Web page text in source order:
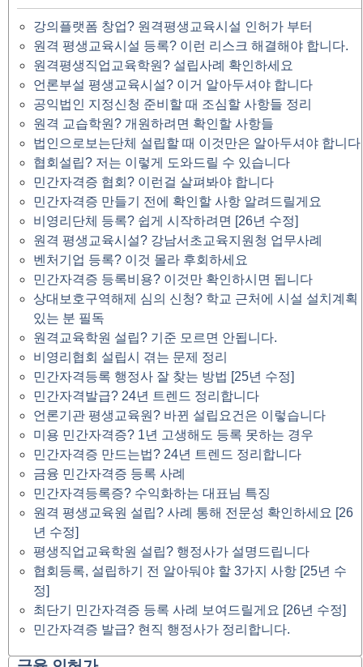
강의플랫폼 창업? 원격평생교육시설 인허가 부터
원격 평생교육시설 등록? 이런 리스크 해결해야 합니다.
원격평생직업교육학원? 설립사례 확인하세요
언론부설 평생교육시설? 이거 알아두셔야 합니다
공익법인 지정신청 준비할 때 조심할 사항들 정리
원격 교습학원? 개원하려면 확인할 사항들
법인으로보는단체 설립할 때 이것만은 알아두셔야 합니다
협회설립? 저는 이렇게 도와드릴 수 있습니다
민간자격증 협회? 이런걸 살펴봐야 합니다
민간자격증 만들기 전에 확인할 사항 알려드릴게요
비영리단체 등록? 쉽게 시작하려면 [26년 수정]
원격 평생교육시설? 강남서초교육지원청 업무사례
벤처기업 등록? 이것 몰라 후회하세요
민간자격증 등록비용? 이것만 확인하시면 됩니다
상대보호구역해제 심의 신청? 학교 근처에 시설 설치계획
있는 분 필독
원격교육학원 설립? 기준 모르면 안됩니다.
비영리협회 설립시 겪는 문제 정리
민간자격등록 행정사 잘 찾는 방법 [25년 수정]
민간자격발급? 24년 트렌드 정리합니다
언론기관 평생교육원? 바뀐 설립요건은 이렇습니다
미용 민간자격증? 1년 고생해도 등록 못하는 경우
민간자격증 만드는법? 24년 트렌드 정리합니다
금융 민간자격증 등록 사례
민간자격등록증? 수익화하는 대표님 특징
원격 평생교육원 설립? 사례 통해 전문성 확인하세요 [26
년 수정]
평생직업교육학원 설립? 행정사가 설명드립니다
협회등록, 설립하기 전 알아둬야 할 3가지 사항 [25년 수
정]
최단기 민간자격증 등록 사례 보여드릴게요 [26년 수정]
민간자격증 발급? 현직 행정사가 정리합니다.